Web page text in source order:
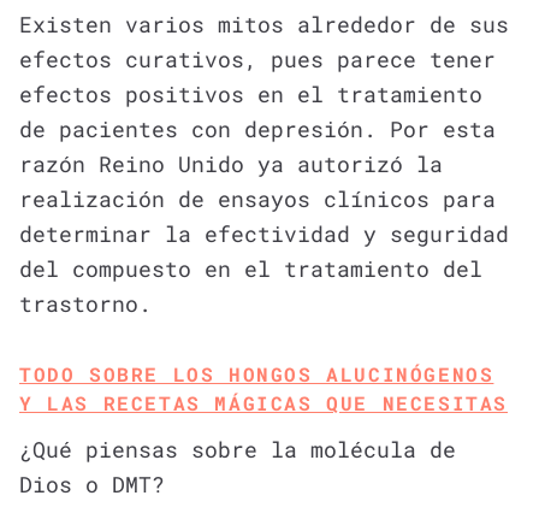
Existen varios mitos alrededor de sus
efectos curativos, pues parece tener
efectos positivos en el tratamiento
de pacientes con depresión. Por esta
razón Reino Unido ya autorizó la
realización de ensayos clínicos para
determinar la efectividad y seguridad
del compuesto en el tratamiento del
trastorno.
TODO SOBRE LOS HONGOS ALUCINÓGENOS
Y LAS RECETAS MÁGICAS QUE NECESITAS
¿Qué piensas sobre la molécula de
Dios o DMT?